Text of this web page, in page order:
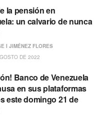
la pensión en
un calvario de nunca
I JIMÉNEZ FLORES
DE 2022
Banco de Venezuela
en sus plataformas
este domingo 21 de